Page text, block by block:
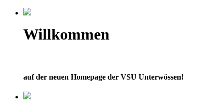
Willkommen
auf der neuen Homepage der VSU Unterwössen!